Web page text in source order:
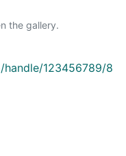
the gallery.
handle/123456789/8